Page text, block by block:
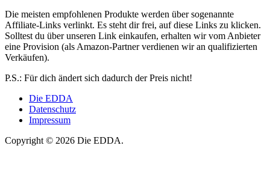
Die meisten empfohlenen Produkte werden über sogenannte
Affiliate-Links verlinkt. Es steht dir frei, auf diese Links zu klicken.
Solltest du über unseren Link einkaufen, erhalten wir vom Anbieter
eine Provision (als Amazon-Partner verdienen wir an qualifizierten
Verkäufen).
P.S.: Für dich ändert sich dadurch der Preis nicht!
Die EDDA
Datenschutz
Impressum
Copyright © 2026 Die EDDA.